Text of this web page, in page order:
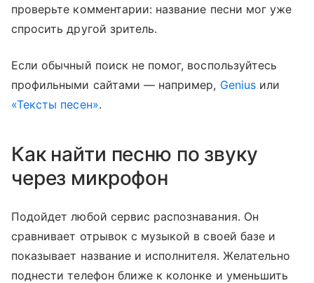
проверьте комментарии: название песни мог уже
спросить другой зритель.
Если обычный поиск не помог, воспользуйтесь
профильными сайтами — например, Geniusили
«Тексты песен».
Как найти песню по звуку
через микрофон
Подойдет любой сервис распознавания. Он
сравнивает отрывок с музыкой в своей базе и
показывает название и исполнителя. Желательно
поднести телефон ближе к колонке и уменьшить